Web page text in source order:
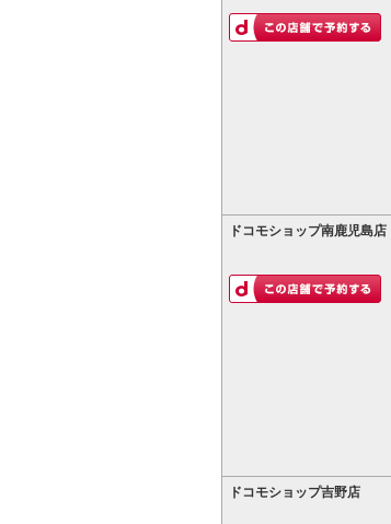
ドコモショップ南鹿児島店
ドコモショップ吉野店